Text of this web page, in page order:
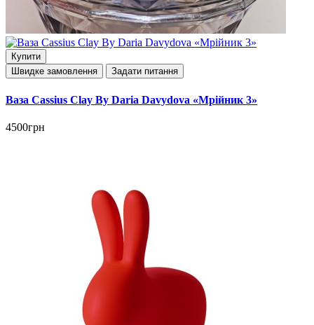
Купити
Швидке замовлення
Задати питання
Ваза Cassius Clay By Daria Davydova «Мрійник 3»
4500грн